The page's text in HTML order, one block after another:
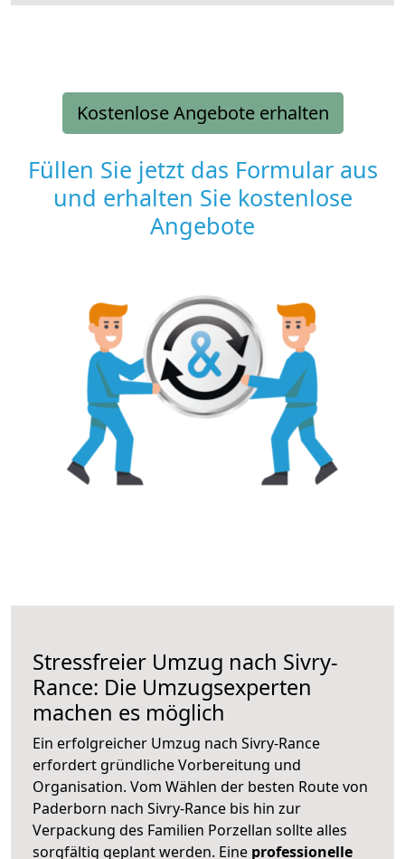
Kostenlose Angebote erhalten
Füllen Sie jetzt das Formular aus
und erhalten Sie kostenlose
Angebote
Stressfreier Umzug nach Sivry-
Rance: Die Umzugsexperten
machen es möglich
Ein erfolgreicher Umzug nach Sivry-Rance
erfordert gründliche Vorbereitung und
Organisation. Vom Wählen der besten Route von
Paderborn nach Sivry-Rance bis hin zur
Verpackung des Familien Porzellan sollte alles
sorgfältig geplant werden. Eine professionelle